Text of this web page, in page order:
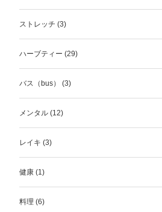
ストレッチ (3)
ハーブティー (29)
バス（bus） (3)
メンタル (12)
レイキ (3)
健康 (1)
料理 (6)